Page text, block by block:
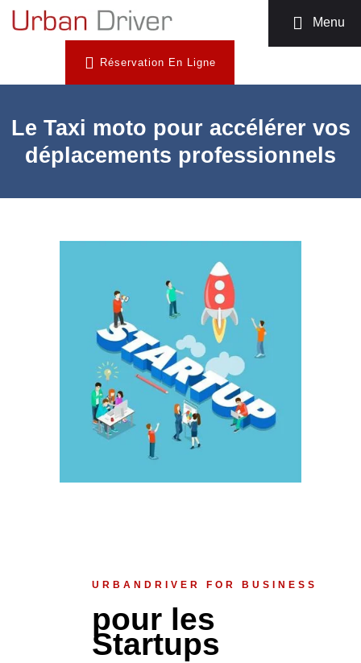
Menu
Réservation En Ligne
Le Taxi moto pour accélérer vos
déplacements professionnels
MOTO TAXI
TÉLÉCHARGEZ
L’APP
CHAUFFEUR
NOUS
URBANDRIVER FOR BUSINESS
pour les
Startups